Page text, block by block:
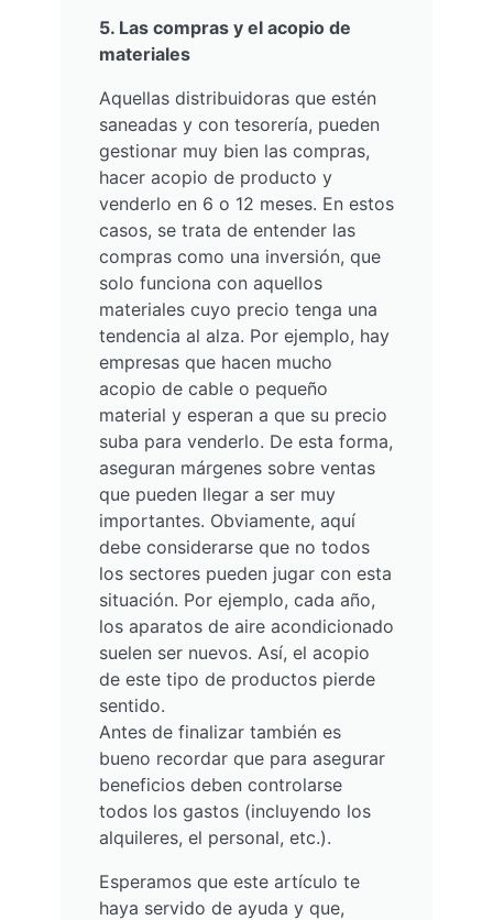
5. Las compras y el acopio de
materiales
Aquellas distribuidoras que estén
saneadas y con tesorería, pueden
gestionar muy bien las compras,
hacer acopio de producto y
venderlo en 6 o 12 meses. En estos
casos, se trata de entender las
compras como una inversión, que
solo funciona con aquellos
materiales cuyo precio tenga una
tendencia al alza. Por ejemplo, hay
empresas que hacen mucho
acopio de cable o pequeño
material y esperan a que su precio
suba para venderlo. De esta forma,
aseguran márgenes sobre ventas
que pueden llegar a ser muy
importantes. Obviamente, aquí
debe considerarse que no todos
los sectores pueden jugar con esta
situación. Por ejemplo, cada año,
los aparatos de aire acondicionado
suelen ser nuevos. Así, el acopio
de este tipo de productos pierde
sentido.
Antes de finalizar también es
bueno recordar que para asegurar
beneficios deben controlarse
todos los gastos (incluyendo los
alquileres, el personal, etc.).
Esperamos que este artículo te
haya servido de ayuda y que,